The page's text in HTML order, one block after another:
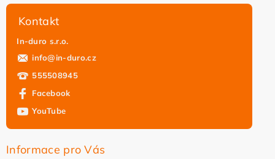
Kontakt
In-duro s.r.o.
info@in-duro.cz
555508945
Facebook
YouTube
Informace pro Vás